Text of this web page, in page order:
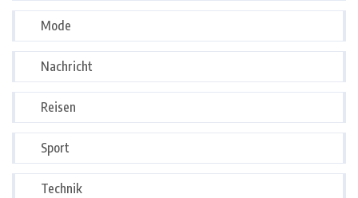
Mode
Nachricht
Reisen
Sport
Technik